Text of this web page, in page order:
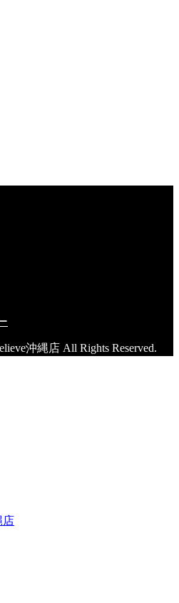
沖縄店 All Rights Reserved.